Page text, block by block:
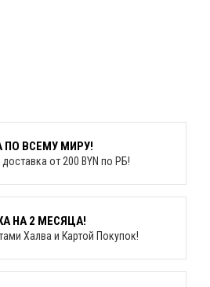
ПО ВСЕМУ МИРУ!
от 200 BYN по РБ!
НА 2 МЕСЯЦА!
Халва и Картой Покупок!